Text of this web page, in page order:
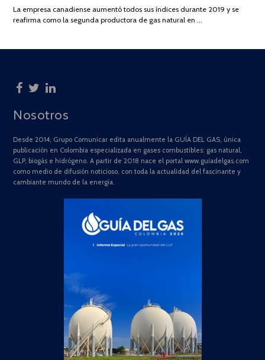
2025
La empresa canadiense aumentó todos sus índices durante 2019 y se
reafirma como la segunda productora de gas natural en …
Nosotros
Desde 2014, Grupo Comunicar edita anualmente la GUÍA DEL GAS, única
publicación en Colombia especializada en gases combustibles: gas natural,
GLP, biogás e hidrógeno. A partir de 2018 nace el portal www.guiadelgas.com
como medio de difusión noticioso, con toda la actualidad del fascinante y
cambiante mundo de la energía.